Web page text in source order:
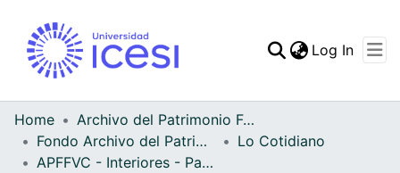
Statistics
Log In
Home
Archivo del Patrimonio Fotográfico y Fílmico del Valle del Cauca
Fondo Archivo del Patrimonio Fotográfico y Fílmico del Valle del Cauca
Lo Cotidiano
APFFVC - Interiores - Patrimonial